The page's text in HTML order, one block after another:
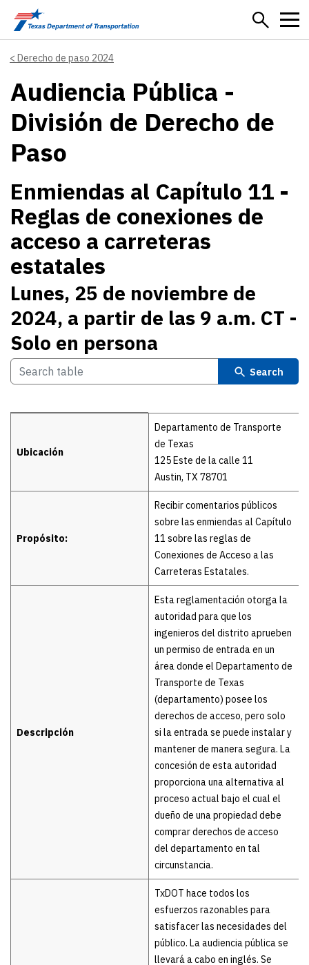
Skip to main content
Derecho de paso 2024
Audiencia Pública -
División de Derecho de
Paso
Enmiendas al Capítulo 11 -
Reglas de conexiones de
acceso a carreteras
estatales
Lunes, 25 de noviembre de
2024, a partir de las 9 a.m. CT -
Solo en persona
Search
Ubicación
Departamento de Transporte
de Texas
125 Este de la calle 11
Austin, TX 78701
Propósito:
Recibir comentarios públicos
sobre las enmiendas al Capítulo
11 sobre las reglas de
Conexiones de Acceso a las
Carreteras Estatales.
Descripción
Esta reglamentación otorga la
autoridad para que los
ingenieros del distrito aprueben
un permiso de entrada en un
área donde el Departamento de
Transporte de Texas
(departamento) posee los
derechos de acceso, pero solo
si la entrada se puede instalar y
mantener de manera segura. La
concesión de esta autoridad
proporciona una alternativa al
proceso actual bajo el cual el
dueño de una propiedad debe
comprar derechos de acceso
del departamento en tal
circunstancia.
TxDOT hace todos los
esfuerzos razonables para
satisfacer las necesidades del
público. La audiencia pública se
llevará a cabo en inglés. Se